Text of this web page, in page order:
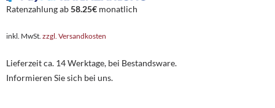
Ratenzahlung ab58.25€ monatlich
inkl. MwSt. zzgl. Versandkosten
Lieferzeit ca. 14 Werktage, bei Bestandsware.
Informieren Sie sich bei uns.